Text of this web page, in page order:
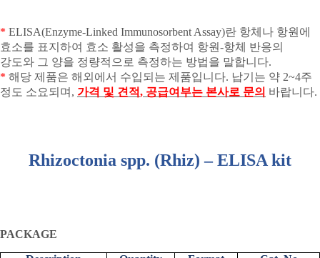
* ELISA(Enzyme-Linked Immunosorbent Assay)란 항체나 항원에
효소를 표지하여 효소 활성을 측정하여 항원-항체 반응의
강도와 그 양을 정량적으로 측정하는 방법을 말합니다.
* 해당 제품은 해외에서 수입되는 제품입니다. 납기는 약 2~4주
정도 소요되며 , 가격 및 견적, 공급여부는 본사로 문의 바랍니다.
Rhizoctonia spp. (Rhiz) – ELISA kit
PACKAGE